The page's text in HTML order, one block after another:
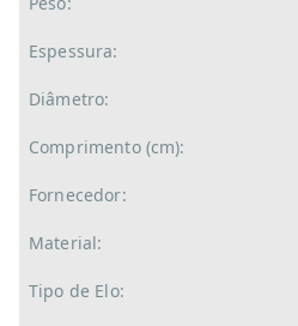
Espessura:
Diâmetro:
Comprimento (cm):
Fornecedor:
Material:
Tipo de Elo: